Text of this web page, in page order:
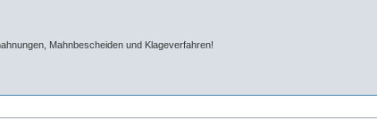
Mahnbescheiden und Klageverfahren!